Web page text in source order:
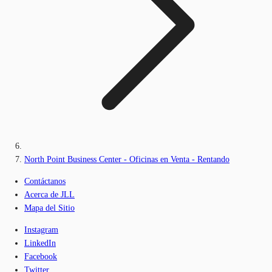
North Point Business Center - Oficinas en Venta - Rentando
Contáctanos
Acerca de JLL
Mapa del Sitio
Instagram
LinkedIn
Facebook
Twitter